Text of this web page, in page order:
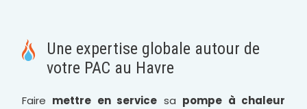
Une expertise globale autour de
votre PAC au Havre
Faire mettre en service sa pompe à chaleur